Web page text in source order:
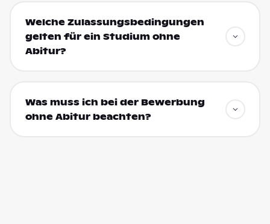
Welche Zulassungsbedingungen
gelten für ein Studium ohne
Abitur?
Was muss ich bei der Bewerbung
ohne Abitur beachten?